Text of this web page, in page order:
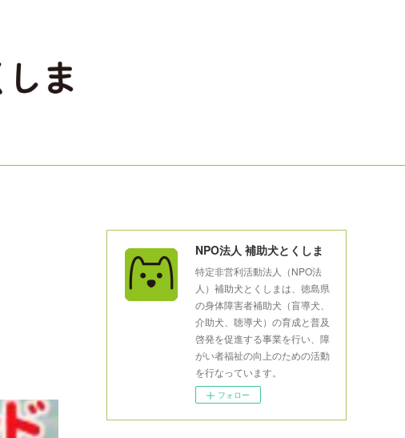
NPO法人 補助犬とくしま
特定非営利活動法人（NPO法
人）補助犬とくしまは、徳島県
の身体障害者補助犬（盲導犬、
介助犬、聴導犬）の育成と普及
啓発を促進する事業を行い、障
がい者福祉の向上のための活動
を行なっています。
フォロー